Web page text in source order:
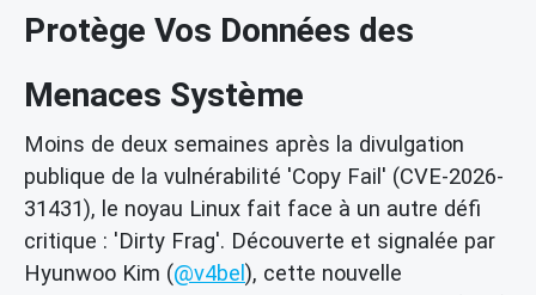
Protège Vos Données des
Menaces Système
Moins de deux semaines après la divulgation
publique de la vulnérabilité 'Copy Fail' (CVE-2026-
31431), le noyau Linux fait face à un autre défi
critique : 'Dirty Frag'. Découverte et signalée par
Hyunwoo Kim (@v4bel), cette nouvelle